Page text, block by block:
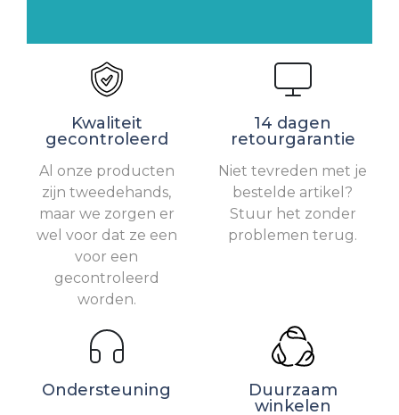
Kwaliteit
gecontroleerd
Al onze producten
zijn tweedehands,
maar we zorgen er
wel voor dat ze een
voor een
gecontroleerd
worden.
14 dagen
retourgarantie
Niet tevreden met je
bestelde artikel?
Stuur het zonder
problemen terug.
Ondersteuning
Duurzaam
winkelen